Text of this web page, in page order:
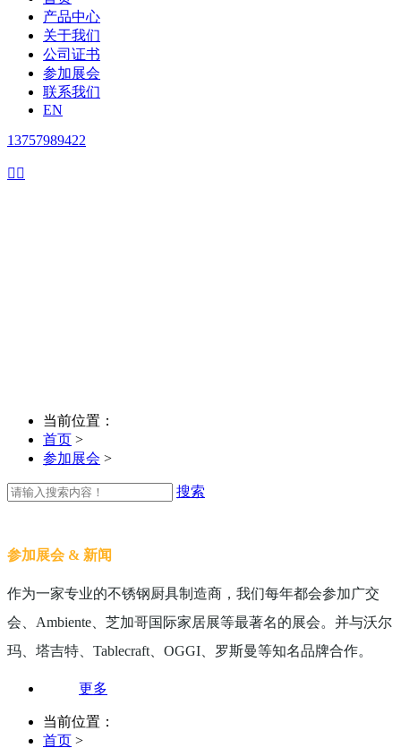
产品中心
关于我们
公司证书
参加展会
联系我们
EN
13757989422
 
当前位置：
首页 >
参加展会 >
搜索
参加展会 & 新闻
作为一家专业的不锈钢厨具制造商，我们每年都会参加广交
会、Ambiente、芝加哥国际家居展等最著名的展会。并与沃尔
玛、塔吉特、Tablecraft、OGGI、罗斯曼等知名品牌合作。
更多
当前位置：
首页 >